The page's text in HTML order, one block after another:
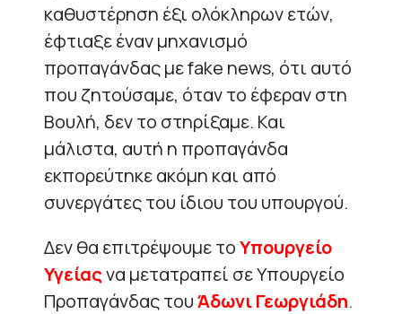
καθυστέρηση έξι ολόκληρων ετών,
έφτιαξε έναν μηχανισμό
προπαγάνδας με fake news, ότι αυτό
που ζητούσαμε, όταν το έφεραν στη
Βουλή, δεν το στηρίξαμε. Και
μάλιστα, αυτή η προπαγάνδα
εκπορεύτηκε ακόμη και από
συνεργάτες του ίδιου του υπουργού.
Δεν θα επιτρέψουμε τοΥπουργείο
Υγείαςνα μετατραπεί σε Υπουργείο
Προπαγάνδας τουΆδωνι Γεωργιάδη.